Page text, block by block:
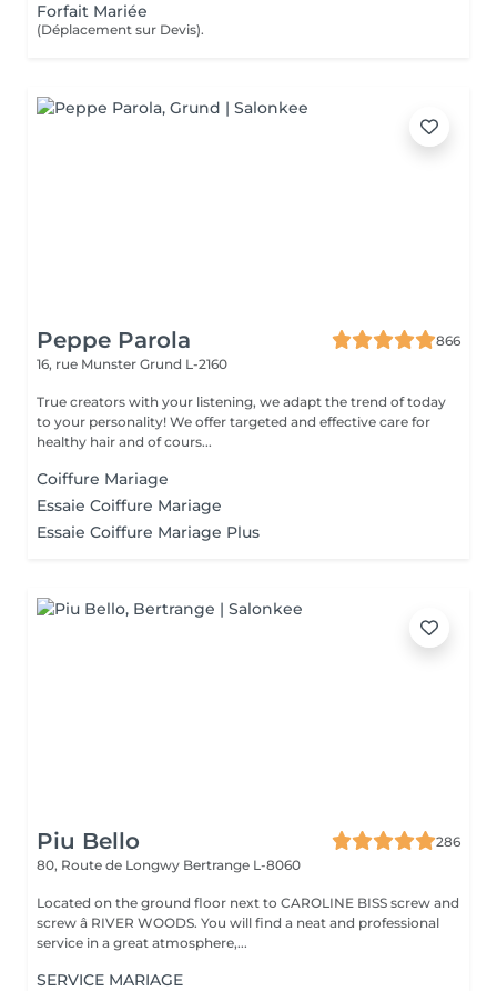
Forfait Mariée
(Déplacement sur Devis).
Peppe Parola
866
16, rue Munster Grund L-2160
True creators with your listening, we adapt the trend of today
to your personality! We offer targeted and effective care for
healthy hair and of cours...
Coiffure Mariage
Essaie Coiffure Mariage
Essaie Coiffure Mariage Plus
Piu Bello
286
80, Route de Longwy Bertrange L-8060
Located on the ground floor next to CAROLINE BISS screw and
screw â RIVER WOODS. You will find a neat and professional
service in a great atmosphere,...
SERVICE MARIAGE